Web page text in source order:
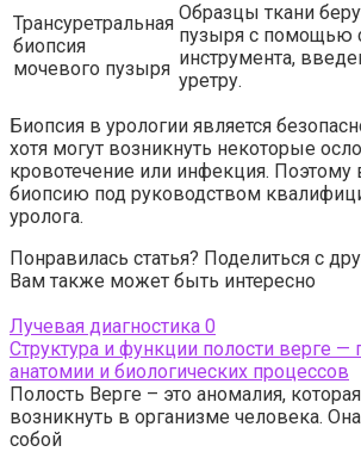
Трансуретральная
биопсия
мочевого пузыря
Образцы ткани
пузыря с помощью
инструмента,
уретру.
Биопсия в урологии является
хотя могут возникнуть некоторые
кровотечение или инфекция. Поэтому
биопсию под руководством
уролога.
Понравилась статья? Поделиться с
Вам также может быть интересно
Лучевая диагностика 0
Структура и функции полости верге —
анатомии и биологических процессов
Полость Верге – это аномалия,
возникнуть в организме человека.
собой